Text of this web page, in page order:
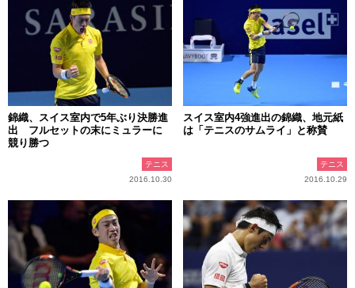
錦織、スイス室内で5年ぶり決勝進
出 フルセットの末にミュラーに
競り勝つ
テニス
2016.10.30
スイス室内4強進出の錦織、地元紙
は「テニスのサムライ」と称賛
テニス
2016.10.29